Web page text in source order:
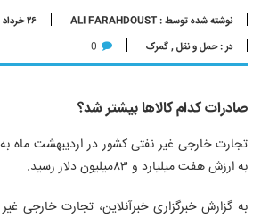
نوشته شده توسط : ALI FARAHDOUST
۲۶ خرداد ۱۴۰۰
در :حمل و نقل,گمرک 0
صادرات کدام کالاها بیشتر شد؟
به ارزش هفت میلیارد و ۸۳میلیون دلار رسید.
به گزارش خبرگزاریخبرآنلاین، تجارت خارجی